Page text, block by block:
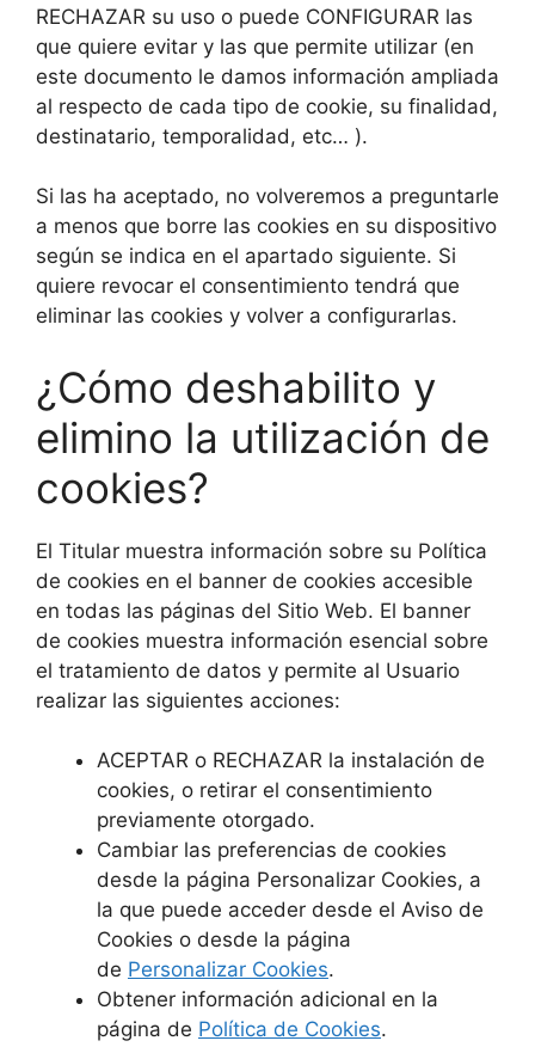
RECHAZAR su uso o puede CONFIGURAR las
que quiere evitar y las que permite utilizar (en
este documento le damos información ampliada
al respecto de cada tipo de cookie, su finalidad,
destinatario, temporalidad, etc… ).
Si las ha aceptado, no volveremos a preguntarle
a menos que borre las cookies en su dispositivo
según se indica en el apartado siguiente. Si
quiere revocar el consentimiento tendrá que
eliminar las cookies y volver a configurarlas.
¿Cómo deshabilito y
elimino la utilización de
cookies?
El Titular muestra información sobre su Política
de cookies en el banner de cookies accesible
en todas las páginas del Sitio Web. El banner
de cookies muestra información esencial sobre
el tratamiento de datos y permite al Usuario
realizar las siguientes acciones:
ACEPTAR o RECHAZAR la instalación de
cookies, o retirar el consentimiento
previamente otorgado.
Cambiar las preferencias de cookies
desde la página Personalizar Cookies, a
la que puede acceder desde el Aviso de
Cookies o desde la página
de Personalizar Cookies.
Obtener información adicional en la
página de Política de Cookies.